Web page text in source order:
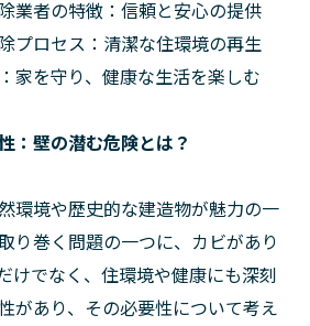
業者の特徴：信頼と安心の提供
プロセス：清潔な住環境の再生
家を守り、健康な生活を楽しむ
：壁の潜む危険とは？
環境や歴史的な建造物が魅力の一
り巻く問題の一つに、カビがあり
けでなく、住環境や健康にも深刻
があり、その必要性について考え